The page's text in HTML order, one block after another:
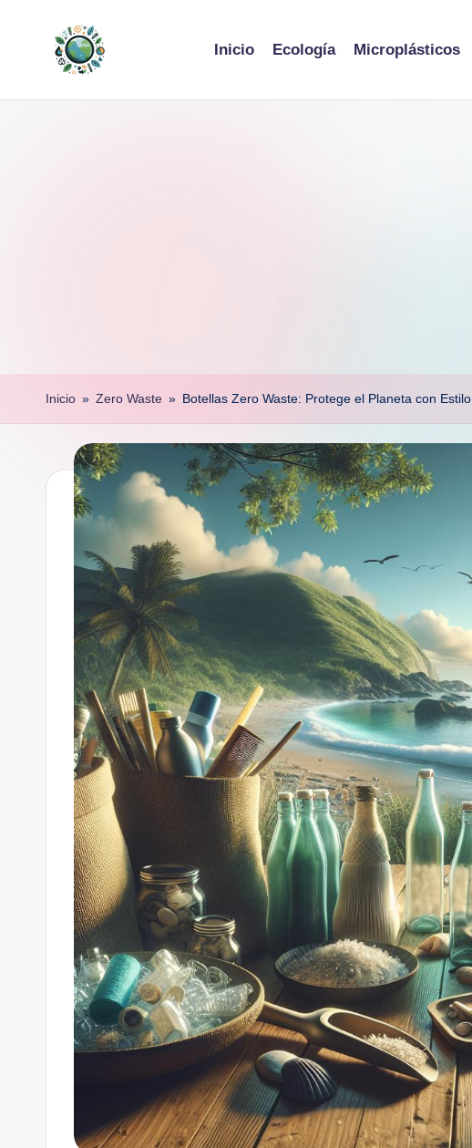
content
Inicio Ecología Microplásticos
Inicio » Zero Waste » Botellas Zero Waste: Protege el Planeta con Estilo